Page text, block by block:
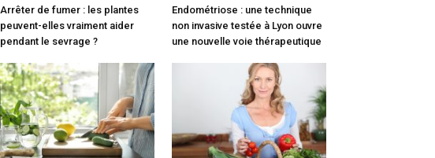
Arrêter de fumer : les plantes
peuvent-elles vraiment aider
pendant le sevrage ?
Endométriose : une technique
non invasive testée à Lyon ouvre
une nouvelle voie thérapeutique